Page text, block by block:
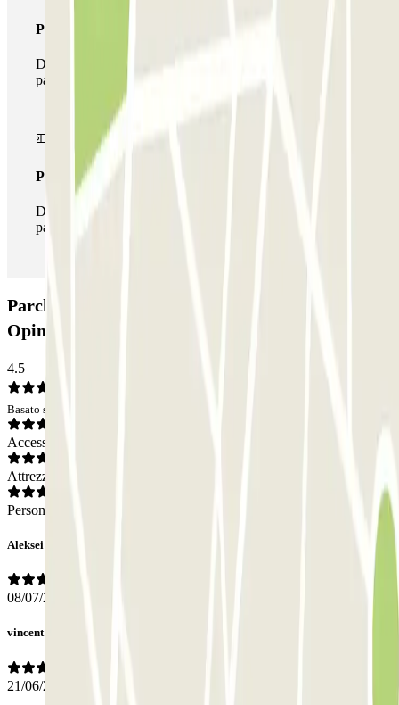
Pass multiparking
Durante il tuo soggiorno potrai usufruire dell'intera rete di
parcheggi disponibili su Parclick.
Pass illlimitato
Durante il tuo soggiorno potrai entrare e uscire dal
parcheggio tutte le volte che vorrai.
Parcheggio SABA Estación Valencia Nord:
Opinioni
4.5
Basato su 8 opinioni
Accesso
Attrezzatura
Personale
Aleksei
08/07/2026
vincent
21/06/2026